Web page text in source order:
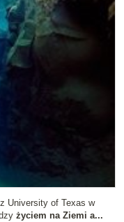
University of Texas w
życiem na Ziemi a...